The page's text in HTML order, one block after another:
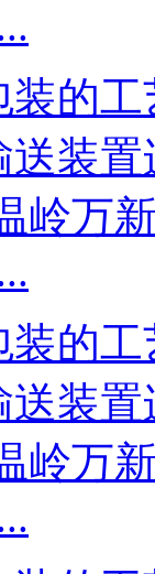
装的
装
岭万
装的
装
岭万